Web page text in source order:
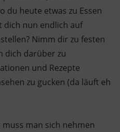
du heute etwas zu Essen
dich nun endlich auf
Nimm dir zu festen
dich darüber zu
und Rezepte
zu gucken (da läuft eh